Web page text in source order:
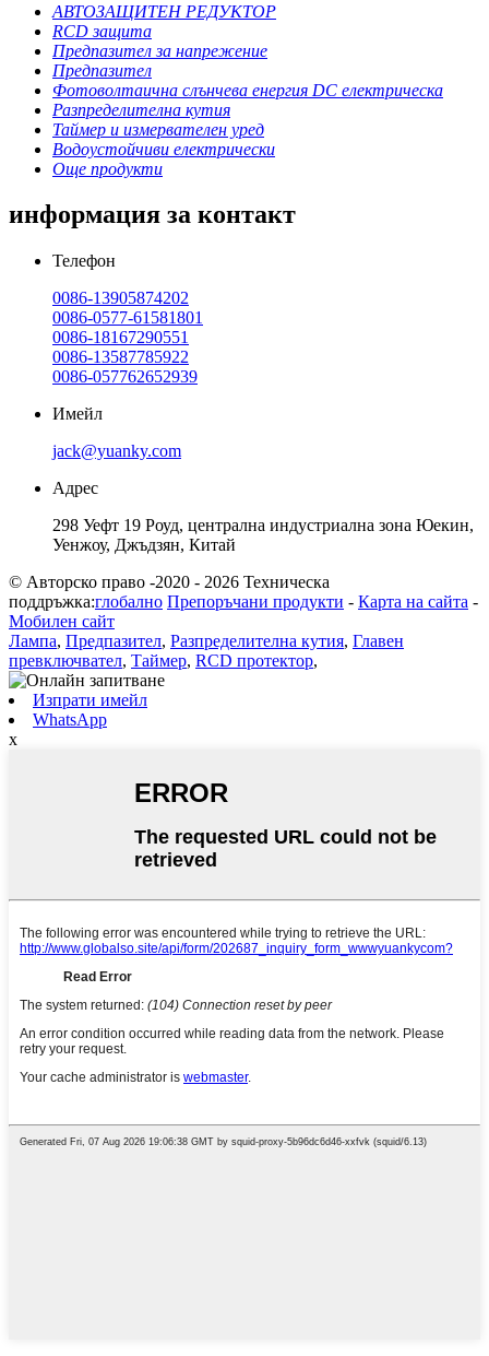
АВТОЗАЩИТЕН РЕДУКТОР
RCD защита
Предпазител за напрежение
Предпазител
Фотоволтаична слънчева енергия DC електрическа
Разпределителна кутия
Таймер и измервателен уред
Водоустойчиви електрически
Още продукти
информация за контакт
Телефон
0086-13905874202
0086-0577-61581801
0086-18167290551
0086-13587785922
0086-057762652939
Имейл
jack@yuanky.com
Адрес
298 Уефт 19 Роуд, централна индустриална зона Юекин,
Уенжоу, Джъдзян, Китай
© Авторско право -2020 - 2026 Техническа
поддръжка:глобално Препоръчани продукти - Карта на сайта -
Мобилен сайт
Лампа, Предпазител, Разпределителна кутия, Главен
превключвател, Таймер, RCD протектор,
Изпрати имейл
WhatsApp
x